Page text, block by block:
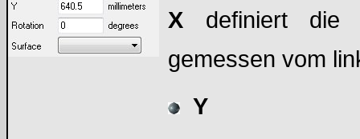
X definiert die
gemessen vom
Y